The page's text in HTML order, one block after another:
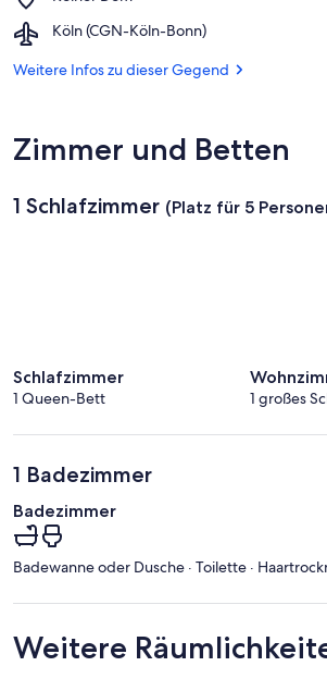
Dom
Köln (CGN-Köln-Bonn)
Airport,
(CGN-
Weitere Infos zu dieser Gegend
Zimmer und Betten
1 Schlafzimmer (Platz für 5
Schlafzimmer
1 Queen-Bett 1 großes
1 Badezimmer
Badezimmer
Badewanne oder Dusche · Toilette ·
Weitere